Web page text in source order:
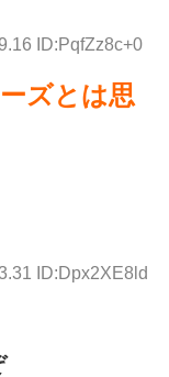
ID:PqfZz8c+0
ズとは思
ID:Dpx2XE8ld